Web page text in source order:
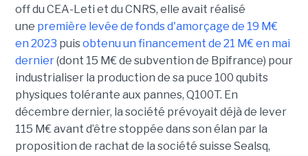
off du CEA-Leti et du CNRS, elle avait réalisé
une première levée de fonds d'amorçage de 19 M€
en 2023 puisobtenu un financement de 21 M€ en mai
dernier(dont 15 M€ de subvention de Bpifrance) pour
industrialiser la production de sa puce 100 qubits
physiques tolérante aux pannes, Q100T. En
décembre dernier, la société prévoyait déjà de lever
115 M€ avant d’être stoppée dans son élan par la
proposition de rachat de la société suisse Sealsq,